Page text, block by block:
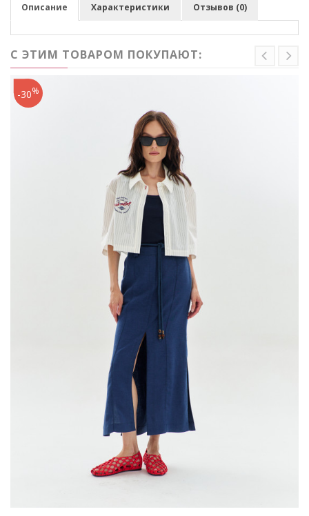
Описание Характеристики Отзывов (0)
С ЭТИМ ТОВАРОМ ПОКУПАЮТ:
-30%